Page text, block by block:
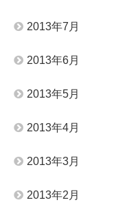
2013年7月
2013年6月
2013年5月
2013年4月
2013年3月
2013年2月